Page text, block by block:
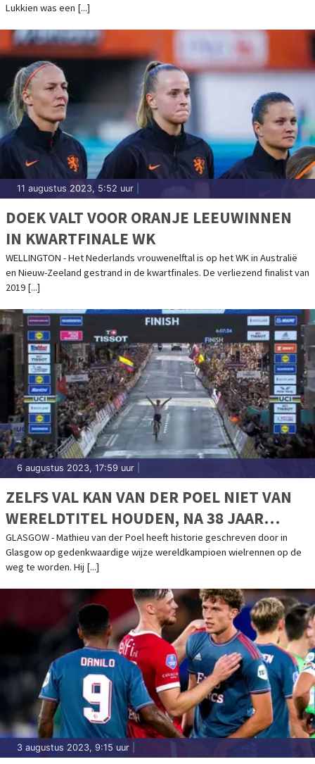
Lukkien was een [...]
11 augustus 2023, 5:52 uur
DOEK VALT VOOR ORANJE LEEUWINNEN
IN KWARTFINALE WK
WELLINGTON - Het Nederlands vrouwenelftal is op het WK in Australië
en Nieuw-Zeeland gestrand in de kwartfinales. De verliezend finalist van
2019 [...]
6 augustus 2023, 17:59 uur
ZELFS VAL KAN VAN DER POEL NIET VAN
WERELDTITEL HOUDEN, NA 38 JAAR
EINDELIJK OPVOLGER VOOR ZOETEMELK
GLASGOW - Mathieu van der Poel heeft historie geschreven door in
Glasgow op gedenkwaardige wijze wereldkampioen wielrennen op de
weg te worden. Hij [...]
3 augustus 2023, 9:15 uur